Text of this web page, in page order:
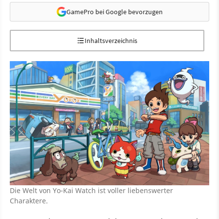
GamePro bei Google bevorzugen
Inhaltsverzeichnis
Die Welt von Yo-Kai Watch ist voller liebenswerter
Charaktere.